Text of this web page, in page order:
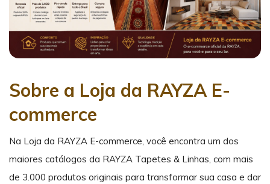
Sobre a Loja da RAYZA E-
commerce
Na Loja da RAYZA E-commerce, você encontra um dos
maiores catálogos da RAYZA Tapetes & Linhas, com mais
de 3.000 produtos originais para transformar sua casa e dar